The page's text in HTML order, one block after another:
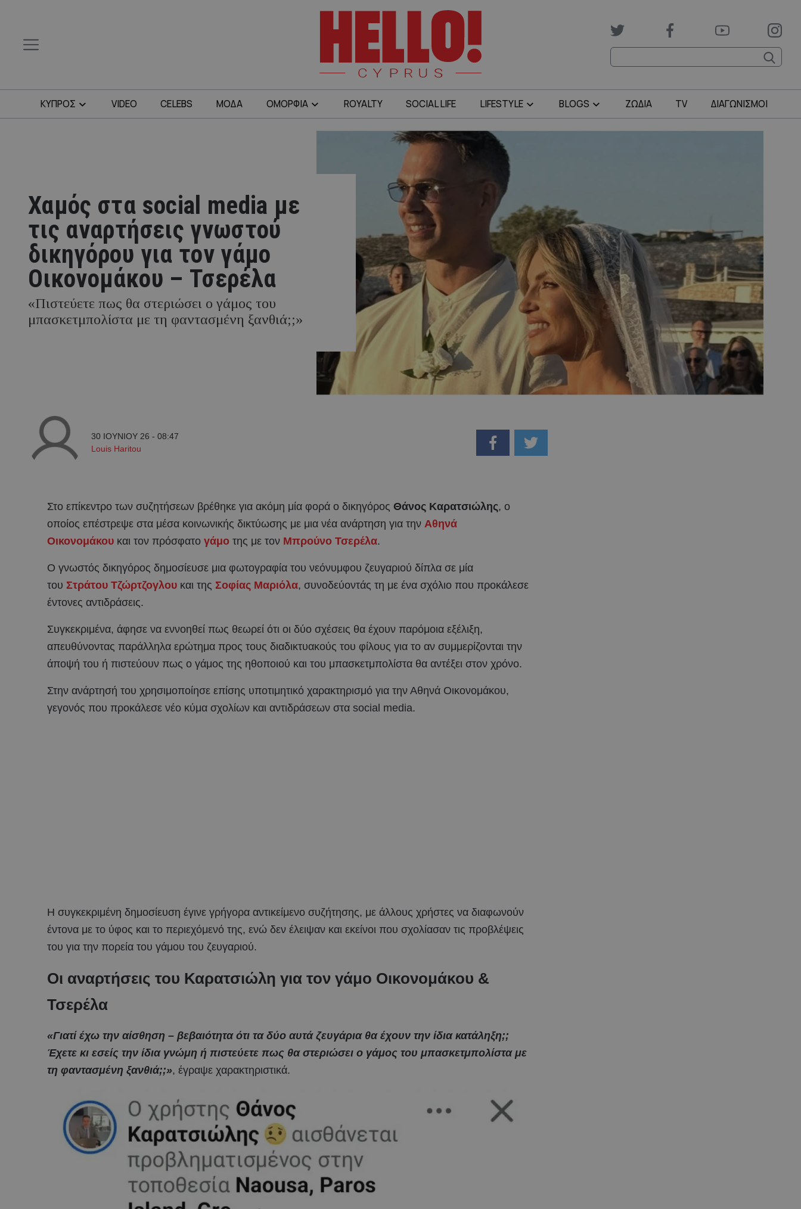
ΚΥΠΡΟΣ VIDEO CELEBS ΜΟΔΑ ΟΜΟΡΦΙΑ ROYALTY SOCIAL LIFE LIFESTYLE BLOGS ΖΩΔΙΑ TV ΔΙΑΓΩΝΙΣΜΟΙ
Χαμός στα social media με
τις αναρτήσεις γνωστού
δικηγόρου για τον γάμο
Οικονομάκου – Τσερέλα
«Πιστεύετε πως θα στεριώσει ο γάμος του
μπασκετμπολίστα με τη φαντασμένη ξανθιά;;»
30 ΙΟΥΝΙΟΥ 26 - 08:47
Louis Haritou
Στο επίκεντρο των συζητήσεων βρέθηκε για ακόμη μία φορά ο δικηγόρος Θάνος Καρατσιώλης, ο
οποίος επέστρεψε στα μέσα κοινωνικής δικτύωσης με μια νέα ανάρτηση για την Αθηνά
Οικονομάκου και τον πρόσφατο γάμο της με τον Μπρούνο Τσερέλα.
Ο γνωστός δικηγόρος δημοσίευσε μια φωτογραφία του νεόνυμφου ζευγαριού δίπλα σε μία
του Στράτου Τζώρτζογλου και της Σοφίας Μαριόλα, συνοδεύοντάς τη με ένα σχόλιο που προκάλεσε
έντονες αντιδράσεις.
Συγκεκριμένα, άφησε να εννοηθεί πως θεωρεί ότι οι δύο σχέσεις θα έχουν παρόμοια εξέλιξη,
απευθύνοντας παράλληλα ερώτημα προς τους διαδικτυακούς του φίλους για το αν συμμερίζονται την
άποψή του ή πιστεύουν πως ο γάμος της ηθοποιού και του μπασκετμπολίστα θα αντέξει στον χρόνο.
Στην ανάρτησή του χρησιμοποίησε επίσης υποτιμητικό χαρακτηρισμό για την Αθηνά Οικονομάκου,
γεγονός που προκάλεσε νέο κύμα σχολίων και αντιδράσεων στα social media.
Η συγκεκριμένη δημοσίευση έγινε γρήγορα αντικείμενο συζήτησης, με άλλους χρήστες να διαφωνούν
έντονα με το ύφος και το περιεχόμενό της, ενώ δεν έλειψαν και εκείνοι που σχολίασαν τις προβλέψεις
του για την πορεία του γάμου του ζευγαριού.
Οι αναρτήσεις του Καρατσιώλη για τον γάμο Οικονομάκου &
Τσερέλα
«Γιατί έχω την αίσθηση – βεβαιότητα ότι τα δύο αυτά ζευγάρια θα έχουν την ίδια κατάληξη;;
Έχετε κι εσείς την ίδια γνώμη ή πιστεύετε πως θα στεριώσει ο γάμος του μπασκετμπολίστα με
τη φαντασμένη ξανθιά;;», έγραψε χαρακτηριστικά.